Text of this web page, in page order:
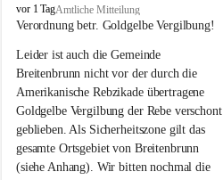
B
r
i
t
e
n
b
r
u
n
vor 1 TagAmtliche Mitteilung
Verordnung betr. Goldgelbe Vergilbung!
Leider ist auch die Gemeinde
Breitenbrunn nicht vor der durch die
Amerikanische Rebzikade übertragene
Goldgelbe Vergilbung der Rebe verschont
geblieben. Als Sicherheitszone gilt das
gesamte Ortsgebiet von Breitenbrunn
(siehe Anhang). Wir bitten nochmal die